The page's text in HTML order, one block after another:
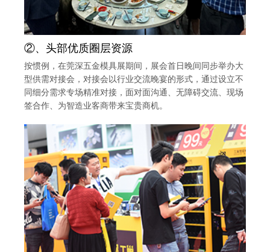
②、头部优质圈层资源
按惯例，在莞深五金模具展期间，展会首日晚间同步举办大
型供需对接会，对接会以行业交流晚宴的形式，通过设立不
同细分需求专场精准对接，面对面沟通、无障碍交流、现场
签合作、为智造业客商带来宝贵商机。